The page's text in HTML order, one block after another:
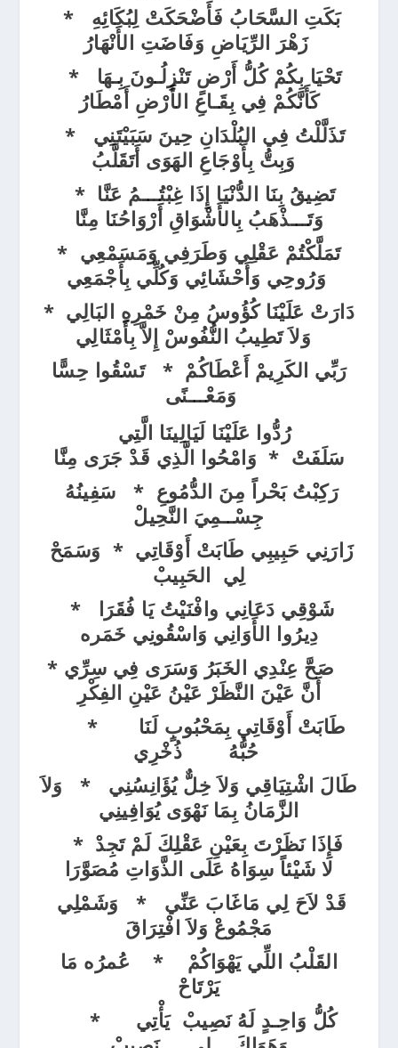
بَكَتِ السَّحَابُ فَأَضْحَكَتْ لِبُكَائِهِ *
زَهْرَ الرِّيَاضِ وَفَاضَتِ الأَنْهَارُ
تَحْيَا بِكُمْ كُلُّ أَرْضٍ تَنْزِلُـونَ بِـهَا *
كَأَنَّكُمْ فِي بِقَـاعِ الأَرْضِ أَمْطَارُ
تَذَلَّلْتُ فِي البُلْدَانِ حِينَ سَبَيْتَنِي *
تَضِيقُ بِنَا الدُّنْيَا إِذَا غِبْتُـــمُ عَنَّا *
وَتَـــذْهَبُ بِالأَشْوَاقِ أَرْوَاحُنَا مِنَّا
تَمَلَّكْتُمْ عَقْلِي وَطَرَفِي وَمَسَمْعِي *
وَرُوحِي وَأَحْشَائِي وَكُلِّي بِأَجْمَعِي
دَارَتْ عَلَيْنَا كُؤُوسُ مِنْ خَمْرِهِ البَالِي *
وَلاَ تَطِيبُ النُّفُوسْ إِلاَّ بِأَمْثَالِي
رَبِّي الكَرِيمْ أَعْطَاكُمْ * تَسْقُوا حِسًّا
وَمَعْـــنًى
سَلَفَتْ * وَامْحُوا الَّذِي قَدْ جَرَى مِنَّا
رَكِبْتُ بَحْراً مِنَ الدُّمُوعِ *
سَفِينُهُ
جِسْــمِيَ النَّحِيلْ
زَارَنِي حَبِيبِي طَابَتْ أَوْقَاتِي * وَسَمَحْ
لِي الحَبِيبْ
شَوْقِي دَعَانِي وافْنَيْتُ يَا فُقَرَا *
دِيرُوا الأَوَانِي وَاسْقُونِي خَمَره
صَحَّ عِنْدِي الخَبَرُ وَسَرَى فِي سِرِّي *
أَنَّ عَيْنَ النَّظَرْ عَيْنُ عَيْنِ الفِكْرِ
طَابَتْ أَوْقَاتِي بِمَحْبُوبٍ لَنَا *
حُبُّهُ ذُخْرِي
طَالَ اشْتِيَاقِي وَلاَ خِلٌّ يُؤَانِسُنِي * وَلاَ
الزَّمَانُ بِمَا نَهْوَى يُوَافِينِي
لا شَيْئاً سِوَاهُ عَلَى الذَّوَاتِ مُصَوَّرَا
مَجْمُوعْ وَلاَ افْتِرَاقَ
القَلْبُ اللِّي يَهْوَاكُمْ *
عُمرُه مَا
يَرْتَاحْ